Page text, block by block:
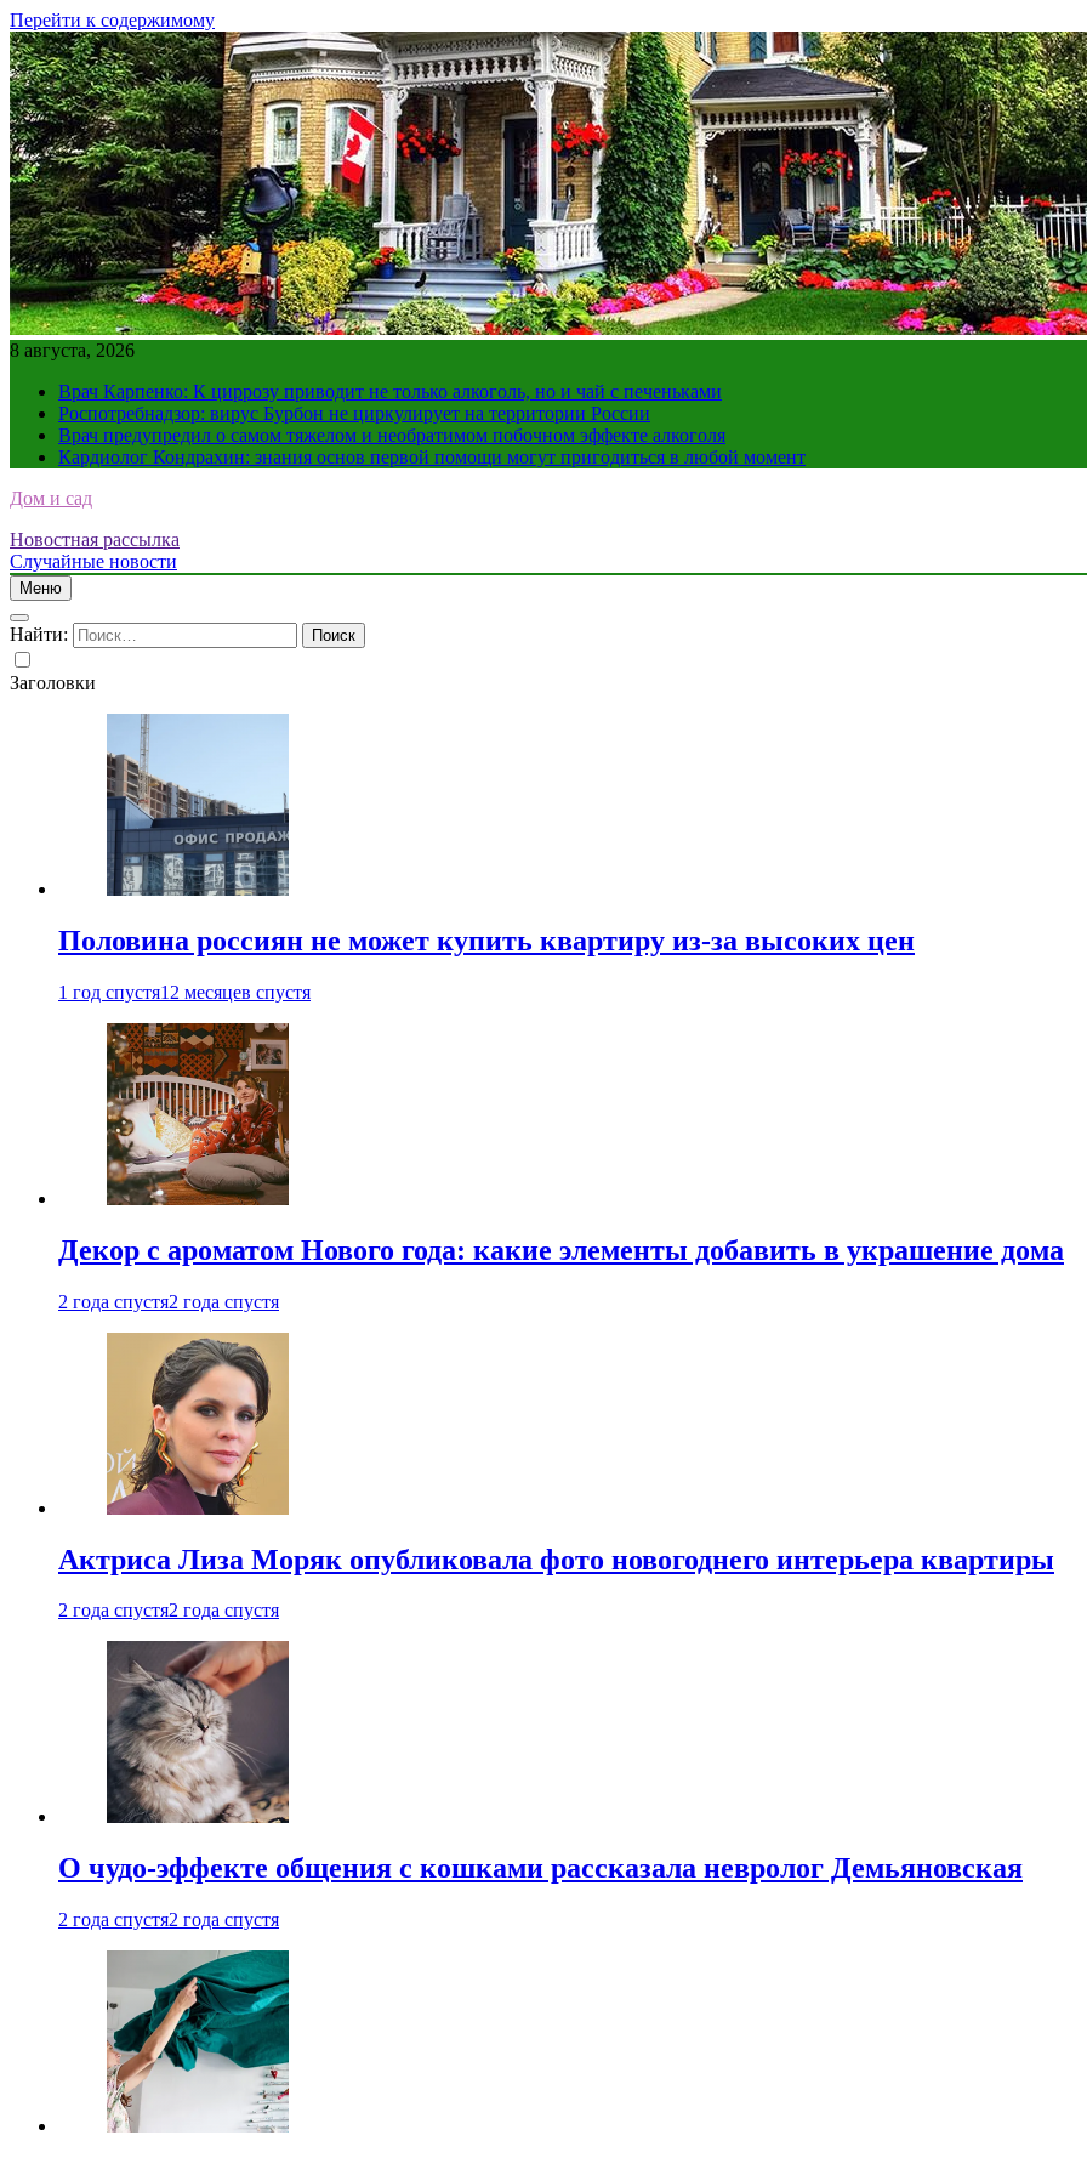
Перейти к содержимому
8 августа, 2026
Врач Карпенко: К циррозу приводит не только алкоголь, но и чай с печеньками
Роспотребнадзор: вирус Бурбон не циркулирует на территории России
Врач предупредил о самом тяжелом и необратимом побочном эффекте алкоголя
Кардиолог Кондрахин: знания основ первой помощи могут пригодиться в любой момент
Дом и сад
Новостная рассылка
Случайные новости
Меню
Найти:
Заголовки
Половина россиян не может купить квартиру из-за высоких цен
1 год спустя12 месяцев спустя
Декор с ароматом Нового года: какие элементы добавить в украшение дома
2 года спустя2 года спустя
Актриса Лиза Моряк опубликовала фото новогоднего интерьера квартиры
2 года спустя2 года спустя
О чудо-эффекте общения с кошками рассказала невролог Демьяновская
2 года спустя2 года спустя